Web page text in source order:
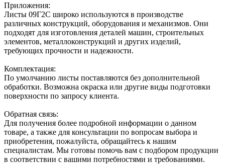
Приложения:
Листы 09Г2С широко используются в производстве
различных конструкций, оборудования и механизмов. Они
подходят для изготовления деталей машин, строительных
элементов, металлоконструкций и других изделий,
требующих прочности и надежности.
Комплектация:
По умолчанию листы поставляются без дополнительной
обработки. Возможна окраска или другие виды подготовки
поверхности по запросу клиента.
Обратная связь:
Для получения более подробной информации о данном
товаре, а также для консультации по вопросам выбора и
приобретения, пожалуйста, обращайтесь к нашим
специалистам. Мы готовы помочь вам с подбором продукции
в соответствии с вашими потребностями и требованиями.